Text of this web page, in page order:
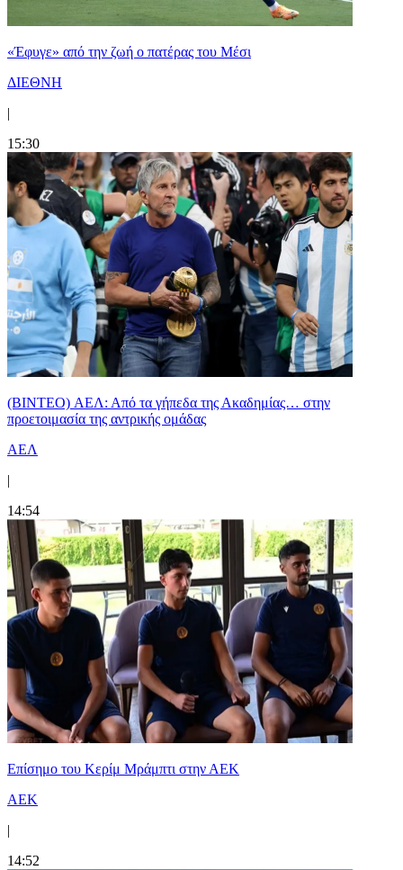
«Έφυγε» από την ζωή ο πατέρας του Μέσι
ΔΙΕΘΝΗ
|
15:30
(BINTEO) ΑΕΛ: Από τα γήπεδα της Ακαδημίας… στην
προετοιμασία της αντρικής ομάδας
ΑΕΛ
|
14:54
Επίσημο του Κερίμ Μράμπτι στην ΑΕK
ΑΕΚ
|
14:52